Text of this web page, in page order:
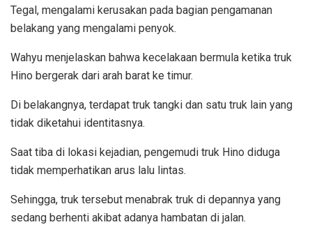
Tegal, mengalami kerusakan pada bagian pengamanan
belakang yang mengalami penyok.
Wahyu menjelaskan bahwa kecelakaan bermula ketika truk
Hino bergerak dari arah barat ke timur.
Di belakangnya, terdapat truk tangki dan satu truk lain yang
tidak diketahui identitasnya.
Saat tiba di lokasi kejadian, pengemudi truk Hino diduga
tidak memperhatikan arus lalu lintas.
Sehingga, truk tersebut menabrak truk di depannya yang
sedang berhenti akibat adanya hambatan di jalan.